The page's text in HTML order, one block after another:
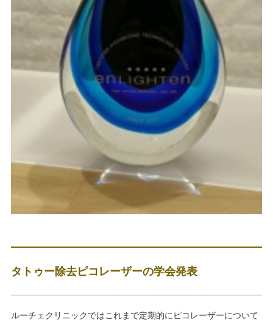
タトゥー除去ピコレーザーの学会発表
ルーチェクリニックではこれまで定期的にピコレーザーについて